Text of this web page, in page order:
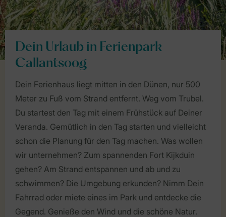
Dein Urlaub in Ferienpark
Callantsoog
Dein Ferienhaus liegt mitten in den Dünen, nur 500
Meter zu Fuß vom Strand entfernt. Weg vom Trubel.
Du startest den Tag mit einem Frühstück auf Deiner
Veranda. Gemütlich in den Tag starten und vielleicht
schon die Planung für den Tag machen. Was wollen
wir unternehmen? Zum spannenden Fort Kijkduin
gehen? Am Strand entspannen und ab und zu
schwimmen? Die Umgebung erkunden? Nimm Dein
Fahrrad oder miete eines im Park und entdecke die
Gegend. Genieße den Wind und die schöne Natur.